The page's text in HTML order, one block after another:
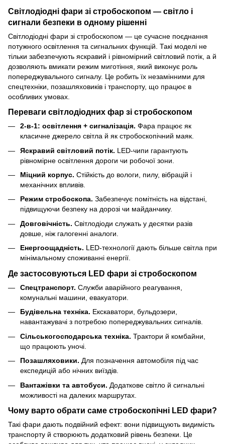
Світлодіодні фари зі стробоскопом — світло і
сигнали безпеки в одному рішенні
Світлодіодні фари зі стробоскопом — це сучасне поєднання
потужного освітлення та сигнальних функцій. Такі моделі не
тільки забезпечують яскравий і рівномірний світловий потік, а й
дозволяють вмикати режим миготіння, який виконує роль
попереджувального сигналу. Це робить їх незамінними для
спецтехніки, позашляховиків і транспорту, що працює в
особливих умовах.
Переваги світлодіодних фар зі стробоскопом
2-в-1: освітлення + сигналізація. Фара працює як
класичне джерело світла й як стробоскопічний маяк.
Яскравий світловий потік. LED-чипи гарантують
рівномірне освітлення дороги чи робочої зони.
Міцний корпус. Стійкість до вологи, пилу, вібрацій і
механічних впливів.
Режим стробоскопа. Забезпечує помітність на відстані,
підвищуючи безпеку на дорозі чи майданчику.
Довговічність. Світлодіоди служать у десятки разів
довше, ніж галогенні аналоги.
Енергоощадність. LED-технології дають більше світла при
мінімальному споживанні енергії.
Де застосовуються LED фари зі стробоскопом
Спецтранспорт. Служби аварійного реагування,
комунальні машини, евакуатори.
Будівельна техніка. Екскаватори, бульдозери,
навантажувачі з потребою попереджувальних сигналів.
Сільськогосподарська техніка. Трактори й комбайни,
що працюють уночі.
Позашляховики. Для позначення автомобіля під час
експедицій або нічних виїздів.
Вантажівки та автобуси. Додаткове світло й сигнальні
можливості на далеких маршрутах.
Чому варто обрати саме стробоскопічні LED фари?
Такі фари дають подвійний ефект: вони підвищують видимість
транспорту й створюють додатковий рівень безпеки. Це